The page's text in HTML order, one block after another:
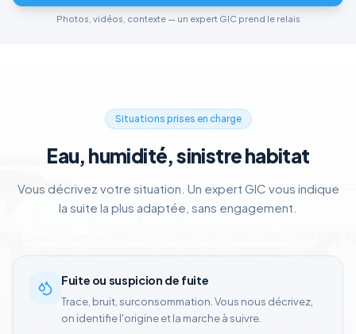
Photos, vidéos, contexte — un expert GIC prend le relais
Situations prises en charge
Eau, humidité, sinistre habitat
Vous décrivez votre situation. Un expert GIC vous indique
la suite la plus adaptée, sans engagement.
Fuite ou suspicion de fuite
Trace, bruit, surconsommation. Vous nous décrivez,
on identifie l'origine et la marche à suivre.